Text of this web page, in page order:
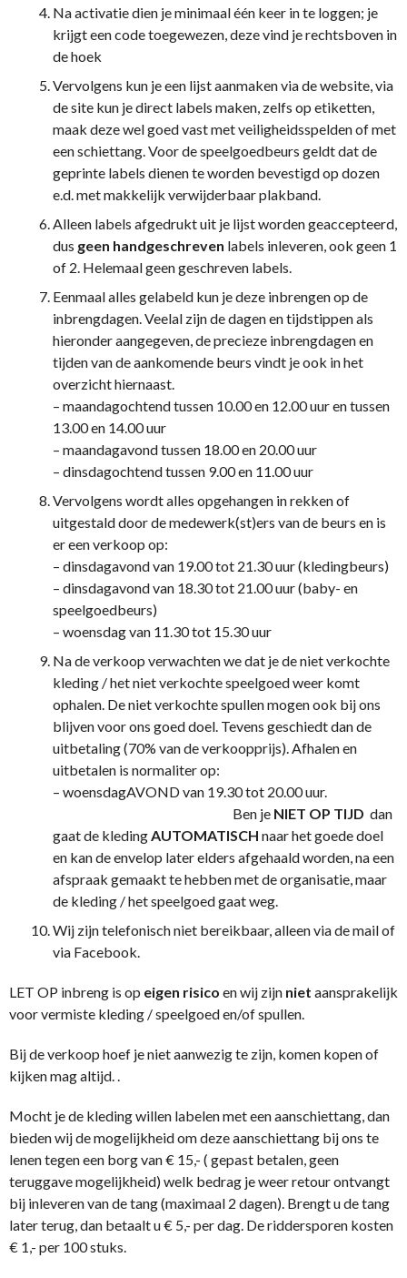
Na activatie dien je minimaal één keer in te loggen; je
krijgt een code toegewezen, deze vind je rechtsboven in
de hoek
Vervolgens kun je een lijst aanmaken via de website, via
de site kun je direct labels maken, zelfs op etiketten,
maak deze wel goed vast met veiligheidsspelden of met
een schiettang. Voor de speelgoedbeurs geldt dat de
geprinte labels dienen te worden bevestigd op dozen
e.d. met makkelijk verwijderbaar plakband.
Alleen labels afgedrukt uit je lijst worden geaccepteerd,
dus geen handgeschreven labels inleveren, ook geen 1
of 2. Helemaal geen geschreven labels.
Eenmaal alles gelabeld kun je deze inbrengen op de
inbrengdagen. Veelal zijn de dagen en tijdstippen als
hieronder aangegeven, de precieze inbrengdagen en
tijden van de aankomende beurs vindt je ook in het
overzicht hiernaast.
– maandagochtend tussen 10.00 en 12.00 uur en tussen
13.00 en 14.00 uur
– maandagavond tussen 18.00 en 20.00 uur
– dinsdagochtend tussen 9.00 en 11.00 uur
Vervolgens wordt alles opgehangen in rekken of
uitgestald door de medewerk(st)ers van de beurs en is
er een verkoop op:
– dinsdagavond van 19.00 tot 21.30 uur (kledingbeurs)
– dinsdagavond van 18.30 tot 21.00 uur (baby- en
speelgoedbeurs)
– woensdag van 11.30 tot 15.30 uur
Na de verkoop verwachten we dat je de niet verkochte
kleding / het niet verkochte speelgoed weer komt
ophalen. De niet verkochte spullen mogen ook bij ons
blijven voor ons goed doel. Tevens geschiedt dan de
uitbetaling (70% van de verkoopprijs). Afhalen en
uitbetalen is normaliter op:
– woensdagAVOND van 19.30 tot 20.00 uur.
Ben je NIET OP TIJD dan
gaat de kledingAUTOMATISCH naar het goede doel
en kan de envelop later elders afgehaald worden, na een
afspraak gemaakt te hebben met de organisatie, maar
de kleding / het speelgoed gaat weg.
Wij zijn telefonisch niet bereikbaar, alleen via de mail of
via Facebook.
LET OP inbreng is op eigen risico en wij zijn niet aansprakelijk
voor vermiste kleding / speelgoed en/of spullen.
Bij de verkoop hoef je niet aanwezig te zijn, komen kopen of
kijken mag altijd. .
Mocht je de kleding willen labelen met een aanschiettang, dan
bieden wij de mogelijkheid om deze aanschiettang bij ons te
lenen tegen een borg van € 15,- ( gepast betalen, geen
teruggave mogelijkheid) welk bedrag je weer retour ontvangt
bij inleveren van de tang (maximaal 2 dagen). Brengt u de tang
later terug, dan betaalt u € 5,- per dag. De riddersporen kosten
€ 1,- per 100 stuks.